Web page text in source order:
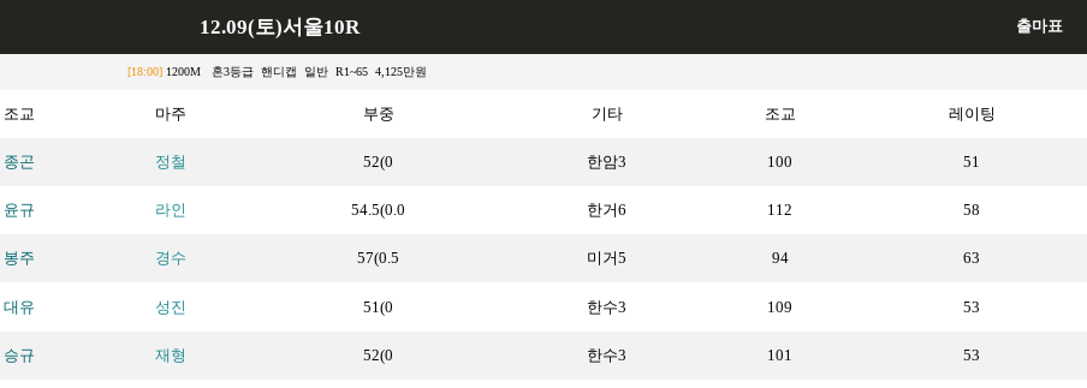
12.09(토)서울10R 출마표
[18:00] 1200M 혼3등급 핸디캡 일반 R1~65 4,125만원
조교 마주 부중 기타 조교 레이팅
종곤 정철 52(0 한암3 100 51
윤규 라인 54.5(0.0 한거6 112 58
봉주 경수 57(0.5 미거5 94 63
대유 성진 51(0 한수3 109 53
승규 재형 52(0 한수3 101 53